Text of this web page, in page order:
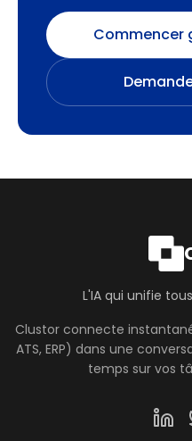
Commencer
L'IA qui unifie
Clustor connecte
ATS, ERP) dans une
temps sur vos